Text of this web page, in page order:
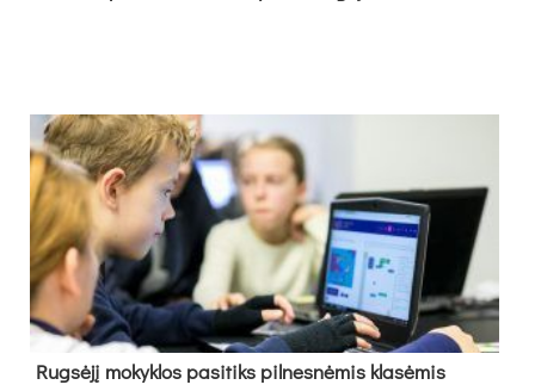
Rug­sė­jį mo­kyk­los pa­si­tiks pil­nes­nė­mis kla­sė­mis